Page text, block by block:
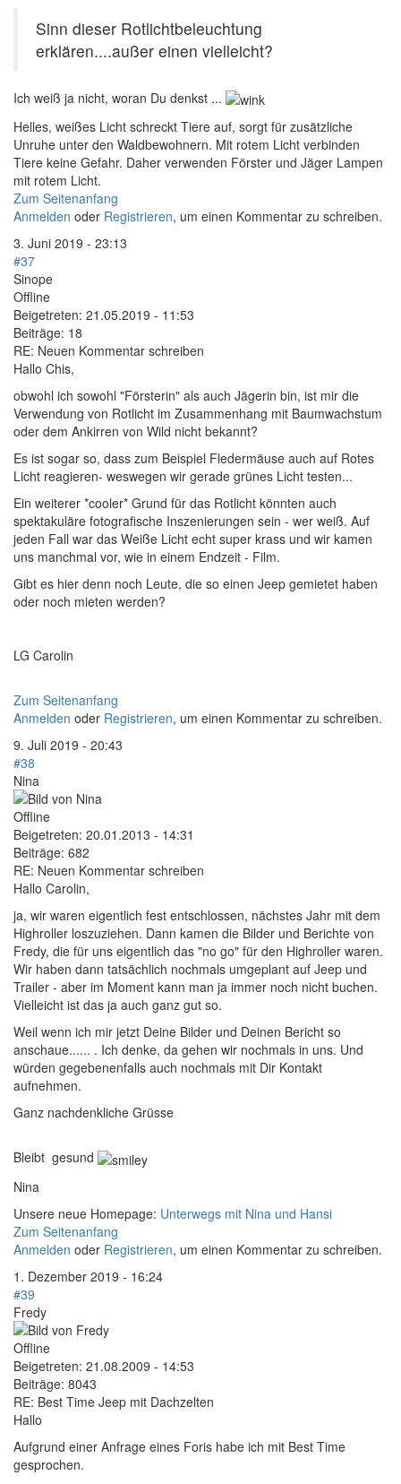
Sinn dieser Rotlichtbeleuchtung
erklären....außer einen vielleicht?
Ich weiß ja nicht, woran Du denkst ...
Helles, weißes Licht schreckt Tiere auf, sorgt für zusätzliche
Unruhe unter den Waldbewohnern. Mit rotem Licht verbinden
Tiere keine Gefahr. Daher verwenden Förster und Jäger Lampen
mit rotem Licht.
Zum Seitenanfang
Anmelden oder Registrieren, um einen Kommentar zu schreiben.
3. Juni 2019 - 23:13
#37
Sinope
Offline
Beigetreten: 21.05.2019 - 11:53
Beiträge: 18
RE: Neuen Kommentar schreiben
Hallo Chis,
obwohl ich sowohl "Försterin" als auch Jägerin bin, ist mir die
Verwendung von Rotlicht im Zusammenhang mit Baumwachstum
oder dem Ankirren von Wild nicht bekannt?
Es ist sogar so, dass zum Beispiel Fledermäuse auch auf Rotes
Licht reagieren- weswegen wir gerade grünes Licht testen...
Ein weiterer *cooler* Grund für das Rotlicht könnten auch
spektakuläre fotografische Inszenierungen sein - wer weiß. Auf
jeden Fall war das Weiße Licht echt super krass und wir kamen
uns manchmal vor, wie in einem Endzeit - Film.
Gibt es hier denn noch Leute, die so einen Jeep gemietet haben
oder noch mieten werden?
LG Carolin
Zum Seitenanfang
Anmelden oder Registrieren, um einen Kommentar zu schreiben.
9. Juli 2019 - 20:43
#38
Nina
Offline
Beigetreten: 20.01.2013 - 14:31
Beiträge: 682
RE: Neuen Kommentar schreiben
Hallo Carolin,
ja, wir waren eigentlich fest entschlossen, nächstes Jahr mit dem
Highroller loszuziehen. Dann kamen die Bilder und Berichte von
Fredy, die für uns eigentlich das "no go" für den Highroller waren.
Wir haben dann tatsächlich nochmals umgeplant auf Jeep und
Trailer - aber im Moment kann man ja immer noch nicht buchen.
Vielleicht ist das ja auch ganz gut so.
Weil wenn ich mir jetzt Deine Bilder und Deinen Bericht so
anschaue...... . Ich denke, da gehen wir nochmals in uns. Und
würden gegebenenfalls auch nochmals mit Dir Kontakt
aufnehmen.
Ganz nachdenkliche Grüsse
Bleibt gesund
Nina
Unsere neue Homepage: Unterwegs mit Nina und Hansi
Zum Seitenanfang
Anmelden oder Registrieren, um einen Kommentar zu schreiben.
1. Dezember 2019 - 16:24
#39
Fredy
Offline
Beigetreten: 21.08.2009 - 14:53
Beiträge: 8043
RE: Best Time Jeep mit Dachzelten
Hallo
Aufgrund einer Anfrage eines Foris habe ich mit Best Time
gesprochen.